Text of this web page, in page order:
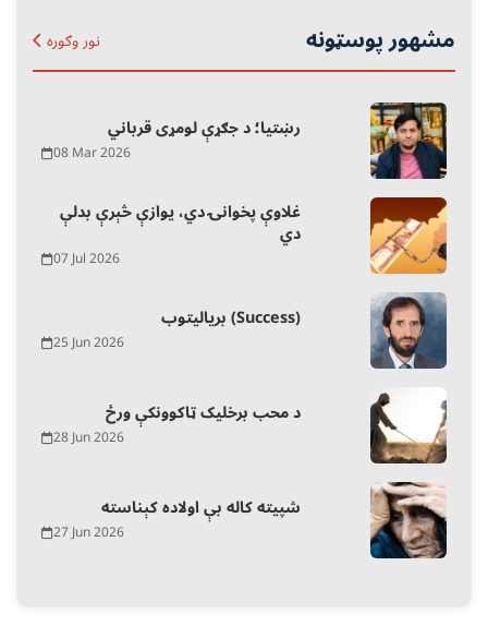
مشهور پوسټونه نور وګوره
رښتیا؛ د جګړې لومړی قرباني
08 Mar 2026
غلاوې پخوانۍ دي، یوازې څېرې بدلې
دي
07 Jul 2026
بریالیتوب (Success)
25 Jun 2026
د محب برخلیک ټاکوونکې ورځ
28 Jun 2026
شپیته کاله بې اولاده کېناسته
27 Jun 2026